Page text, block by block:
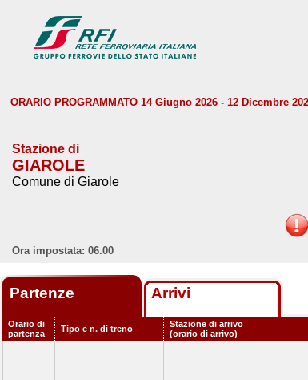
ORARIO PROGRAMMATO 14 Giugno 2026 - 12 Dicembre
Stazione di
GIAROLE
Comune di Giarole
Ora impostata: 06.00
Partenze Arrivi
Orario di
partenza
Tipo e n. di treno
Stazione di arrivo
(orario di arrivo)